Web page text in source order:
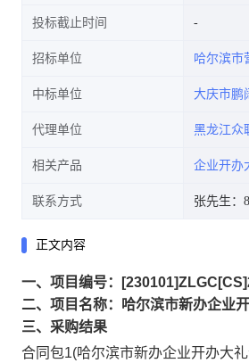
投标截止时间
招标单位 哈尔滨市
中标单位 大庆市鹏
代理单位 黑龙江众
相关产品 企业开办
联系方式 张先生：
正文内容
一、项目编号：
二、项目名称：哈尔滨市新办企业
三、采购结果
合同包1(哈尔滨市新办企业开办大